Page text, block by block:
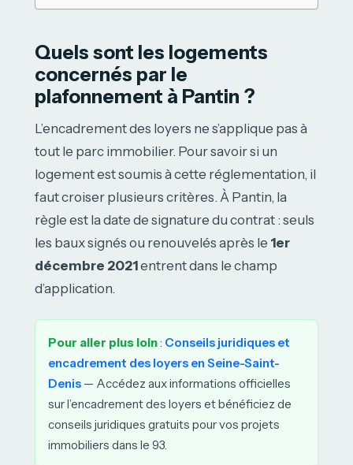
Quels sont les logements
concernés par le
plafonnement à Pantin ?
L’encadrement des loyers ne s’applique pas à
tout le parc immobilier. Pour savoir si un
logement est soumis à cette réglementation, il
faut croiser plusieurs critères. À Pantin, la
règle est la date de signature du contrat : seuls
les baux signés ou renouvelés après le 1er
décembre 2021entrent dans le champ
d’application.
Pour aller plus loin: Conseils juridiques et
encadrement des loyers en Seine-Saint-
Denis — Accédez aux informations officielles
sur l’encadrement des loyers et bénéficiez de
conseils juridiques gratuits pour vos projets
immobiliers dans le 93.